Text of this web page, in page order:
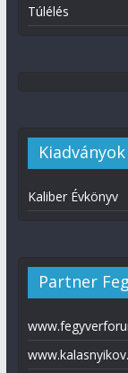
Túlélés
Kiadványok
Kaliber Évkönyv
Partner